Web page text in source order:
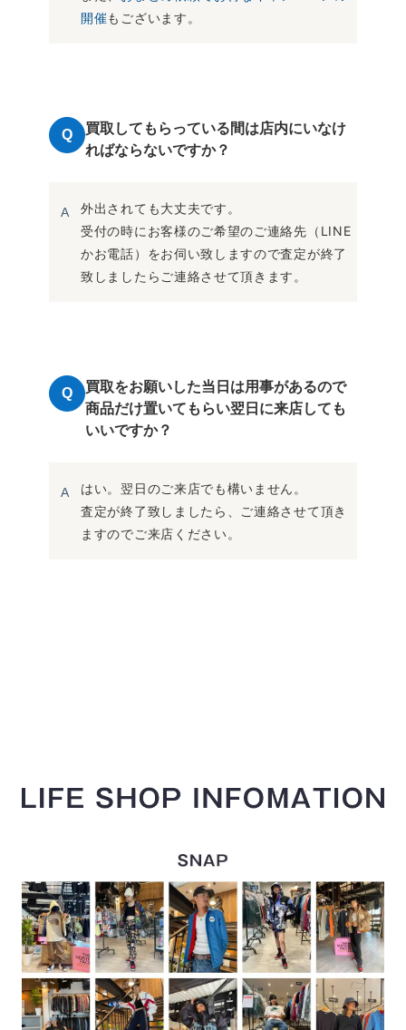
開催もございます。
Q
買取してもらっている間は店内にいなけ
ればならないですか？
A
外出されても大丈夫です。
受付の時にお客様のご希望のご連絡先（LINE
かお電話）をお伺い致しますので査定が終了
致しましたらご連絡させて頂きます。
Q
買取をお願いした当日は用事があるので
商品だけ置いてもらい翌日に来店しても
いいですか？
A
はい。翌日のご来店でも構いません。
査定が終了致しましたら、ご連絡させて頂き
ますのでご来店ください。